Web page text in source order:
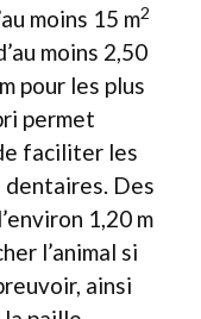
moins 15 m2
moins 2,50
pour les plus
permet
faciliter les
Des
1,20 m
l’animal si
ainsi